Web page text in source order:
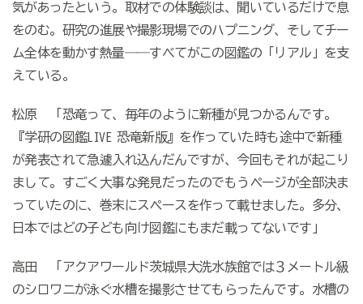
気があったという。取材での体験談は、聞いているだけで息
をのむ。研究の進展や撮影現場でのハプニング、そしてチー
ム全体を動かす熱量――すべてがこの図鑑の「リアル」を支
えている。
松原 「恐竜って、毎年のように新種が見つかるんです。
『学研の図鑑LIVE 恐竜新版』を作っていた時も途中で新種
が発表されて急遽入れ込んだんですが、今回もそれが起こり
まして。すごく大事な発見だったのでもうページが全部決ま
っていたのに、巻末にスペースを作って載せました。多分、
日本ではどの子ども向け図鑑にもまだ載ってないです」
高田 「アクアワールド茨城県大洗水族館では３メートル級
のシロワニが泳ぐ水槽を撮影させてもらったんです。水槽の